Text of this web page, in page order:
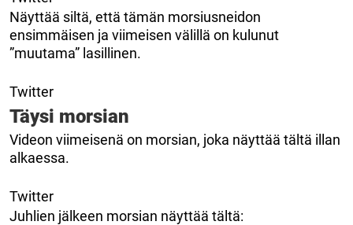
Näyttää siltä, ​​että tämän morsiusneidon
ensimmäisen ja viimeisen välillä on kulunut
”muutama” lasillinen.
Twitter
Täysi morsian
Videon viimeisenä on morsian, joka näyttää tältä illan
alkaessa.
Twitter
Juhlien jälkeen morsian näyttää tältä: